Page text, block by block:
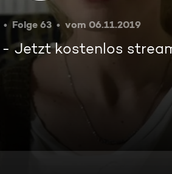
Folge 63 vom 06.11.2019
Jetzt kostenlos